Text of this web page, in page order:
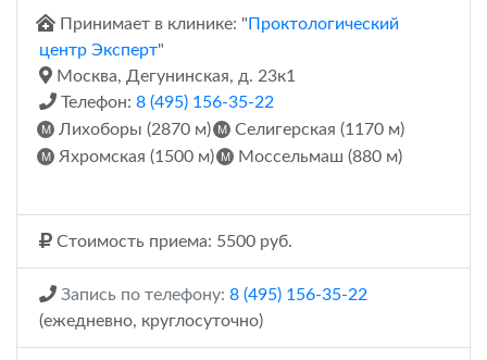
Принимает в клинике: " Проктологический
центр Эксперт"
Москва, Дегунинская, д. 23к1
Телефон: 8 (495) 156-35-22
Лихоборы (2870 м)
Селигерская (1170 м)
Яхромская (1500 м)
Моссельмаш (880 м)
Стоимость приема: 5500 руб.
Запись по телефону: 8 (495) 156-35-22
(ежедневно, круглосуточно)